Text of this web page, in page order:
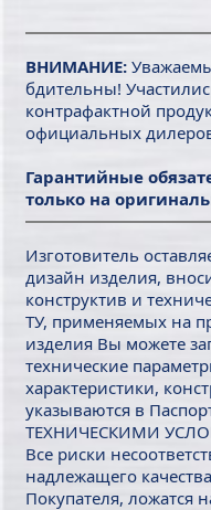
ВНИМАНИЕ:
бдительны!
контрафактной
официальных
Гарантийные
только на
Изготовитель
дизайн изделия,
конструктив и
ТУ, применяемых на
изделия Вы можете
технические
характеристики,
указываются в
ТЕХНИЧЕСКИМИ
Все риски
надлежащего
Покупателя, ложатся